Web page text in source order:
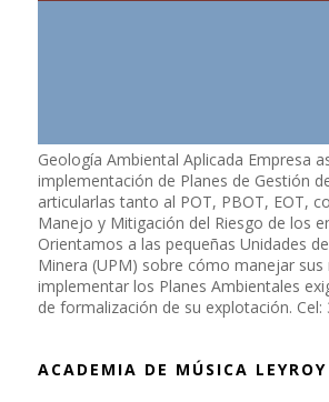
Geología Ambiental Aplicada Empresa
implementación de Planes de Gestión
articularlas tanto al POT, PBOT, EOT,
Manejo y Mitigación del Riesgo de los
Orientamos a las pequeñas Unidades
Minera (UPM) sobre cómo manejar sus
implementar los Planes Ambientales
de formalización de su explotación. Cel:
ACADEMIA DE MÚSICA LEYROY